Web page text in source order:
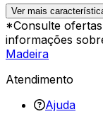
Ver mais
*Consulte
informações
Madeira
Atendimento
Ajuda